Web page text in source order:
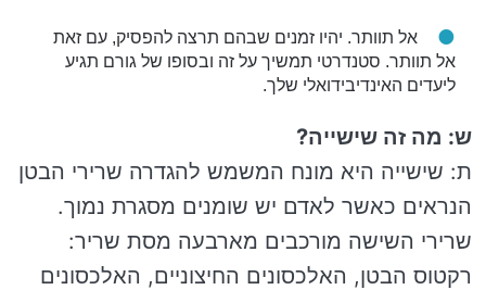
אל תוותר. יהיו זמנים שבהם תרצה להפסיק, עם זאת
אל תוותר. סטנדרטי תמשיך על זה ובסופו של גורם תגיע
ליעדים האינדיבידואלי שלך.
ש: מה זה שישייה?
ת: שישייה היא מונח המשמש להגדרה שרירי הבטן
הנראים כאשר לאדם יש שומנים מסגרת נמוך.
שרירי השישה מורכבים מארבעה מסת שריר:
רקטוס הבטן, האלכסונים החיצוניים, האלכסונים